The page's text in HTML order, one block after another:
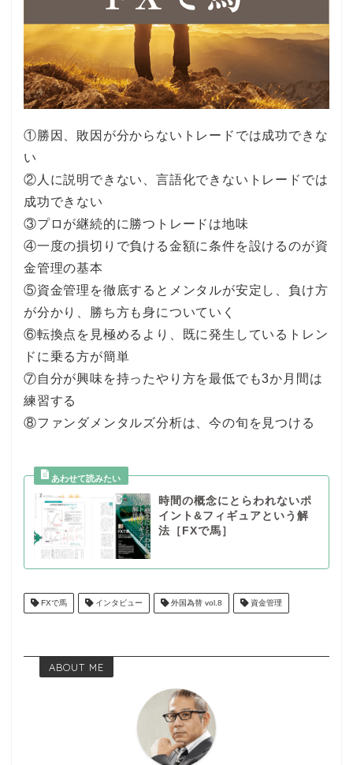
①勝因、敗因が分からないトレードでは成功できな
い
②人に説明できない、言語化できないトレードでは
成功できない
③プロが継続的に勝つトレードは地味
④一度の損切りで負ける金額に条件を設けるのが資
金管理の基本
⑤資金管理を徹底するとメンタルが安定し、負け方
が分かり、勝ち方も身についていく
⑥転換点を見極めるより、既に発生しているトレン
ドに乗る方が簡単
⑦自分が興味を持ったやり方を最低でも3か月間は
練習する
⑧ファンダメンタルズ分析は、今の旬を見つける
時間の概念にとらわれないポ
イント&フィギュアという解
法［FXで馬］
FXで馬 インタビュー 外国為替 vol.8 資金管理
ABOUT ME